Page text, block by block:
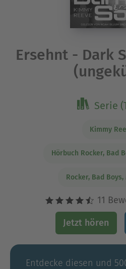
Ersehnt - Dark
Serie
Kimmy
Hörbuch Rocker, Bad
Rocker, Bad
11
Jetzt hören
Entdecke diesen und